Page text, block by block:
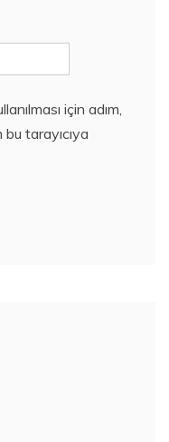
için adım,
tarayıcıya